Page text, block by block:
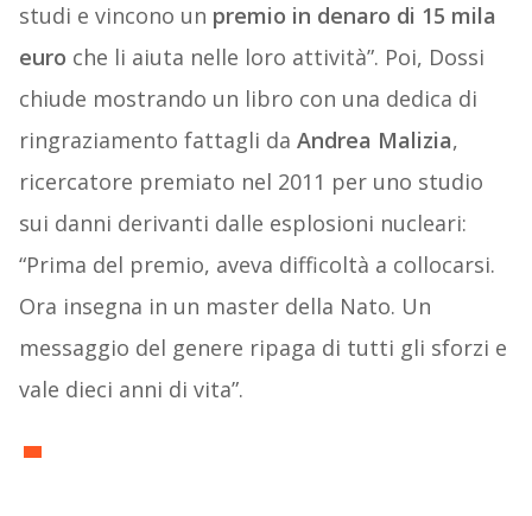
studi e vincono un premio in denaro di 15 mila
euro che li aiuta nelle loro attività”. Poi, Dossi
chiude mostrando un libro con una dedica di
ringraziamento fattagli da Andrea Malizia,
ricercatore premiato nel 2011 per uno studio
sui danni derivanti dalle esplosioni nucleari:
“Prima del premio, aveva difficoltà a collocarsi.
Ora insegna in un master della Nato. Un
messaggio del genere ripaga di tutti gli sforzi e
vale dieci anni di vita”.